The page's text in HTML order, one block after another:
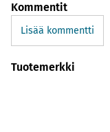
Kommentit
Lisää kommentti
Tuotemerkki